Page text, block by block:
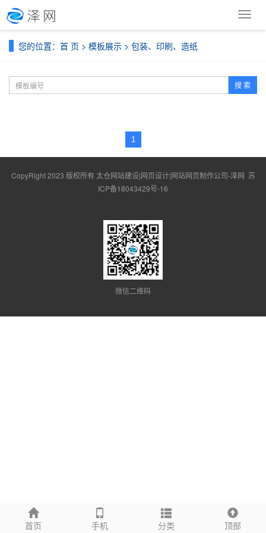
导
您的位置： 首 页 > 模板展示 > 包装、印刷、造纸
搜 索
1
首页 手机 分类 顶部
CopyRight 2023 版权所有 太仓网站建设|网页设计|网站网页制作公司-泽网 苏
ICP备18043429号-16
微信二维码